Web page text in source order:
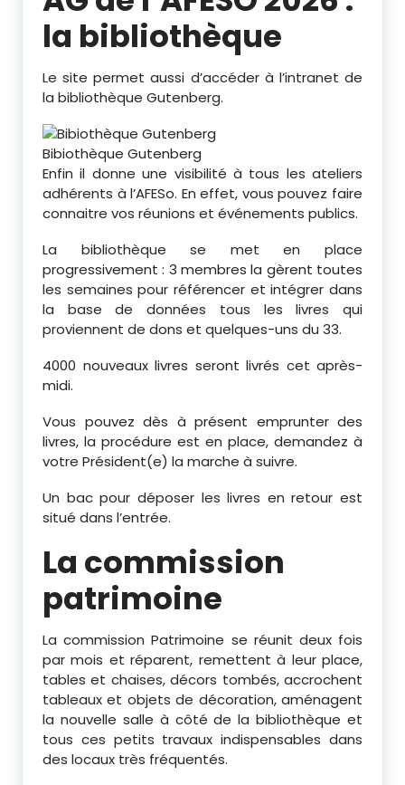
la bibliothèque
Le site permet aussi d’accéder à l’intranet de
la bibliothèque Gutenberg.
Bibiothèque Gutenberg
Enfin il donne une visibilité à tous les ateliers
adhérents à l’AFESo. En effet, vous pouvez faire
connaitre vos réunions et événements publics.
La bibliothèque se met en place
progressivement : 3 membres la gèrent toutes
les semaines pour référencer et intégrer dans
la base de données tous les livres qui
proviennent de dons et quelques-uns du 33.
4000 nouveaux livres seront livrés cet après-
midi.
Vous pouvez dès à présent emprunter des
livres, la procédure est en place, demandez à
votre Président(e) la marche à suivre.
Un bac pour déposer les livres en retour est
situé dans l’entrée.
La commission
patrimoine
La commission Patrimoine se réunit deux fois
par mois et réparent, remettent à leur place,
tables et chaises, décors tombés, accrochent
tableaux et objets de décoration, aménagent
la nouvelle salle à côté de la bibliothèque et
tous ces petits travaux indispensables dans
des locaux très fréquentés.